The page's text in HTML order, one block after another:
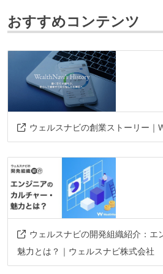
mysql
ソースコード管理
git
プロジェクト管理
confluence
notion
その他
figma
firebase
github-actions
zendesk
autify
aws-ecs playwright
おすすめコンテンツ
ウェルスナビの創業ストーリー
ウェルスナビの開発組織紹介：エ
魅力とは？｜ウェルスナビ株式会社